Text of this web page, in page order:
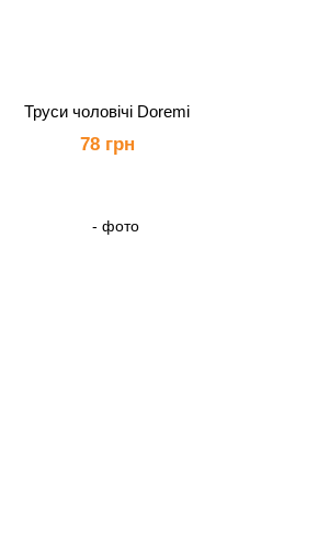
Труси чоловічі Doremi
78 грн